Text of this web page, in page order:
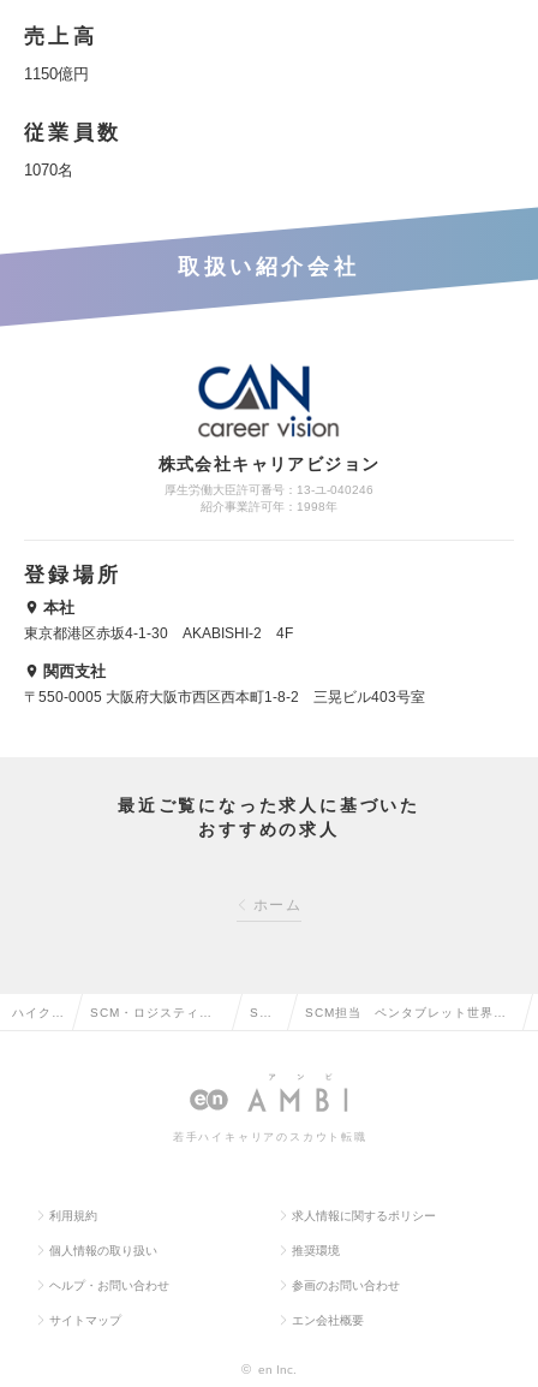
売上高
1150億円
従業員数
1070名
取扱い紹介会社
株式会社キャリアビジョン
厚生労働大臣許可番号：13-ユ-040246
紹介事業許可年：1998年
登録場所
本社
東京都港区赤坂4-1-30 AKABISHI-2 4F
関西支社
〒550-0005 大阪府大阪市西区西本町1-8-2 三晃ビル403号室
最近ご覧になった求人に基づいた
おすすめの求人
ホーム
ハイクラ SCM・ロジスティク SCM
職
SCM担当 ペンタブレット世界ト
業の求人情報
若手ハイキャリアのスカウト転職
利用規約 求人情報に関するポリシー
個人情報の取り扱い 推奨環境
ヘルプ・お問い合わせ 参画のお問い合わせ
サイトマップ エン会社概要
© en Inc.